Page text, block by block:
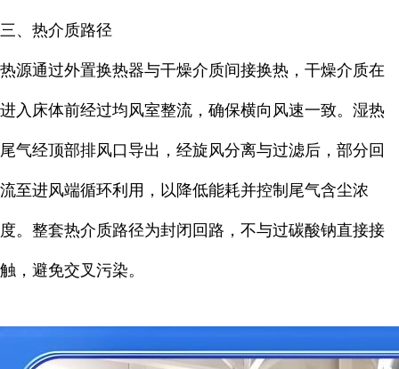
三、热介质路径
热源通过外置换热器与干燥介质间接换热，干燥介质在
进入床体前经过均风室整流，确保横向风速一致。湿热
尾气经顶部排风口导出，经旋风分离与过滤后，部分回
流至进风端循环利用，以降低能耗并控制尾气含尘浓
度。整套热介质路径为封闭回路，不与过碳酸钠直接接
触，避免交叉污染。